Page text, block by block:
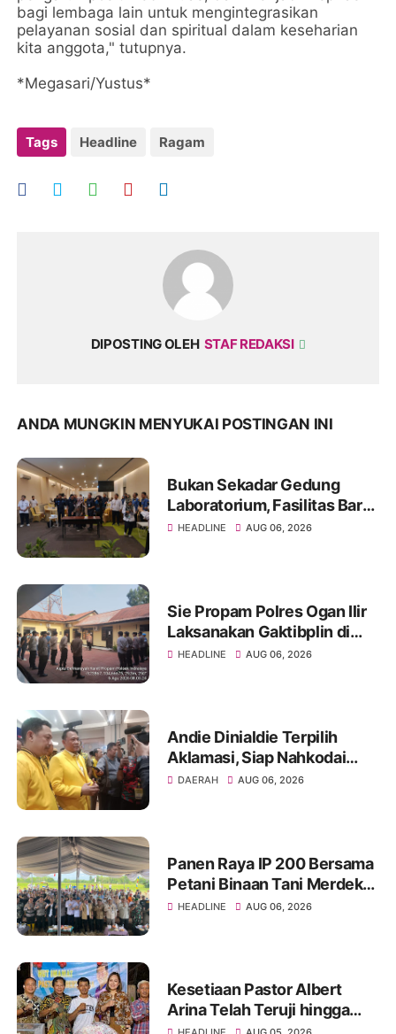
bagi lembaga lain untuk mengintegrasikan
pelayanan sosial dan spiritual dalam keseharian
kita anggota," tutupnya.
*Megasari/Yustus*
Tags Headline Ragam
DIPOSTING OLEH STAF REDAKSI
ANDA MUNGKIN MENYUKAI POSTINGAN INI
Bukan Sekadar Gedung
Laboratorium, Fasilitas Baru
di Jakabaring Akan Perkuat
HEADLINE AUG 06, 2026
Sie Propam Polres Ogan Ilir
Laksanakan Gaktibplin di
Polsek Indralaya, Tingkatkan
HEADLINE AUG 06, 2026
Andie Dinialdie Terpilih
Aklamasi, Siap Nahkodai
Golkar Sumsel dengan
DAERAH AUG 06, 2026
Panen Raya IP 200 Bersama
Petani Binaan Tani Merdeka
Indonesia Ogan Ilir
HEADLINE AUG 06, 2026
Kesetiaan Pastor Albert
Arina Telah Teruji hingga
Pesta Perak Imamat ke 28